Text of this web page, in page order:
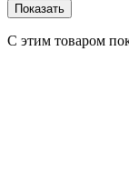
Показать
С этим товаром